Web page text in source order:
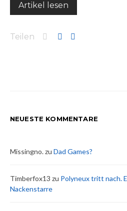
Artikel lesen
Teilen
NEUESTE KOMMENTARE
Missingno.zu Dad Games?
Timberfox13 zu Polyneux tritt nach.
Nackenstarre